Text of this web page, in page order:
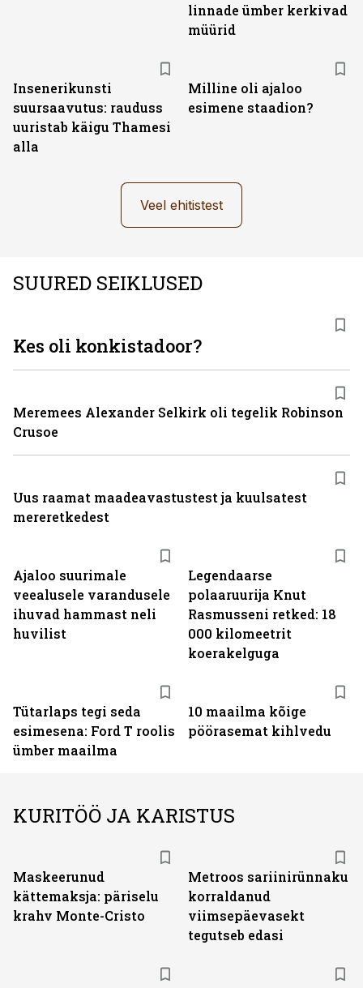
linnade ümber kerkivad
müürid
Insenerikunsti
suursaavutus: rauduss
uuristab käigu Thamesi
alla
Milline oli ajaloo
esimene staadion?
Veel ehitistest
SUURED SEIKLUSED
Ajaloo suurimale
veealusele varandusele
ihuvad hammast neli
huvilist
Legendaarse
polaaruurija Knut
Rasmusseni retked: 18
000 kilomeetrit
koerakelguga
Tütarlaps tegi seda
esimesena: Ford T roolis
ümber maailma
10 maailma kõige
pöörasemat kihlvedu
Kes oli konkistadoor?
Meremees Alexander Selkirk oli tegelik Robinson
Crusoe
Uus raamat maadeavastustest ja kuulsatest
mereretkedest
KURITÖÖ JA KARISTUS
Maskeerunud
kättemaksja: päriselu
krahv Monte-Cristo
Metroos sariinirünnaku
korraldanud
viimsepäevasekt
tegutseb edasi